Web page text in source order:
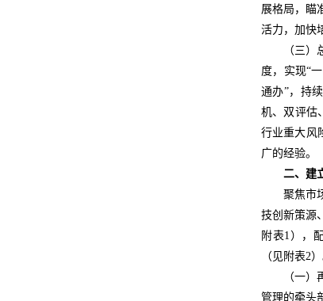
展格局，瞄
活力，加快
（三）
度，实现“
通办”，持
机、双评估
行业重大风
广的经验。
二、建
聚焦市
技创新策源
附表1），
（见附表2）
（一
管理的牵头